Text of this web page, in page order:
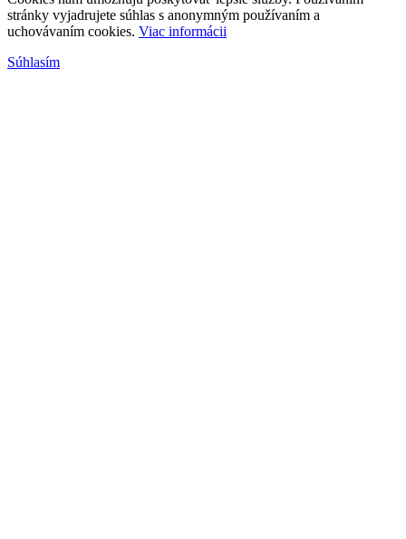
stránky vyjadrujete súhlas s anonymným používaním a
uchovávaním cookies. Viac informácii
Súhlasím